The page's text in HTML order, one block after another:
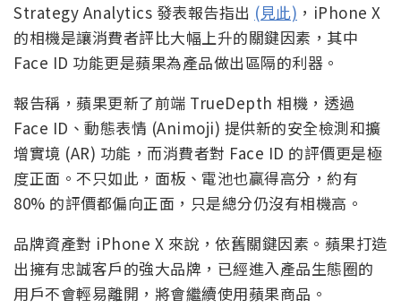
Strategy Analytics 發表報告指出 (見此) ，iPhone X
的相機是讓消費者評比大幅上升的關鍵因素，其中
Face ID 功能更是蘋果為產品做出區隔的利器。
報告稱，蘋果更新了前端 TrueDepth 相機，透過
Face ID、動態表情 (Animoji) 提供新的安全檢測和擴
增實境 (AR) 功能，而消費者對 Face ID 的評價更是極
度正面。不只如此，面板、電池也贏得高分，約有
80% 的評價都偏向正面，只是總分仍沒有相機高。
品牌資產對 iPhone X 來說，依舊關鍵因素。蘋果打造
出擁有忠誠客戶的強大品牌，已經進入產品生態圈的
用戶不會輕易離開，將會繼續使用蘋果商品。